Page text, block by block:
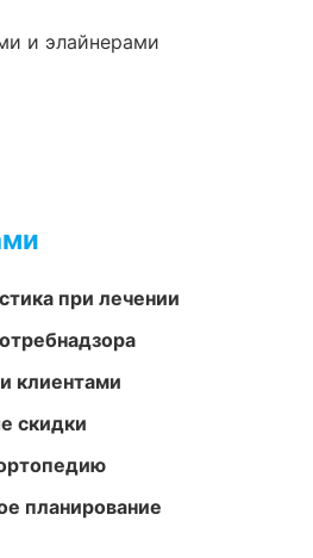
и элайнерами
при лечении
клиентами
скидки
планирование